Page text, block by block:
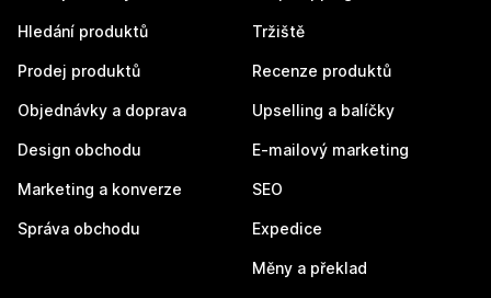
Hledání produktů
Prodej produktů
Objednávky a doprava
Design obchodu
Marketing a konverze
Správa obchodu
Tržiště
Recenze produktů
Upselling a balíčky
E-mailový marketing
SEO
Expedice
Měny a překlad